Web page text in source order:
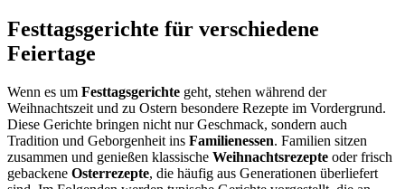
Festtagsgerichte für verschiedene
Feiertage
Wenn es um Festtagsgerichte geht, stehen während der
Weihnachtszeit und zu Ostern besondere Rezepte im Vordergrund.
Diese Gerichte bringen nicht nur Geschmack, sondern auch
Tradition und Geborgenheit ins Familienessen. Familien sitzen
zusammen und genießen klassische Weihnachtsrezepte oder frisch
gebackene Osterrezepte, die häufig aus Generationen überliefert